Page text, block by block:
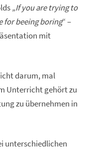
„If you are trying to
for beeing boring“ –
mit
darum, mal
Unterricht gehört zu
zu übernehmen in
unterschiedlichen